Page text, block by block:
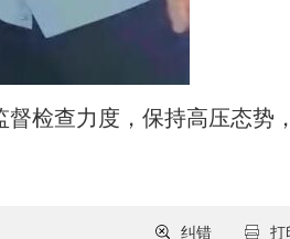
检查力度，保持高压态势
打
纠错